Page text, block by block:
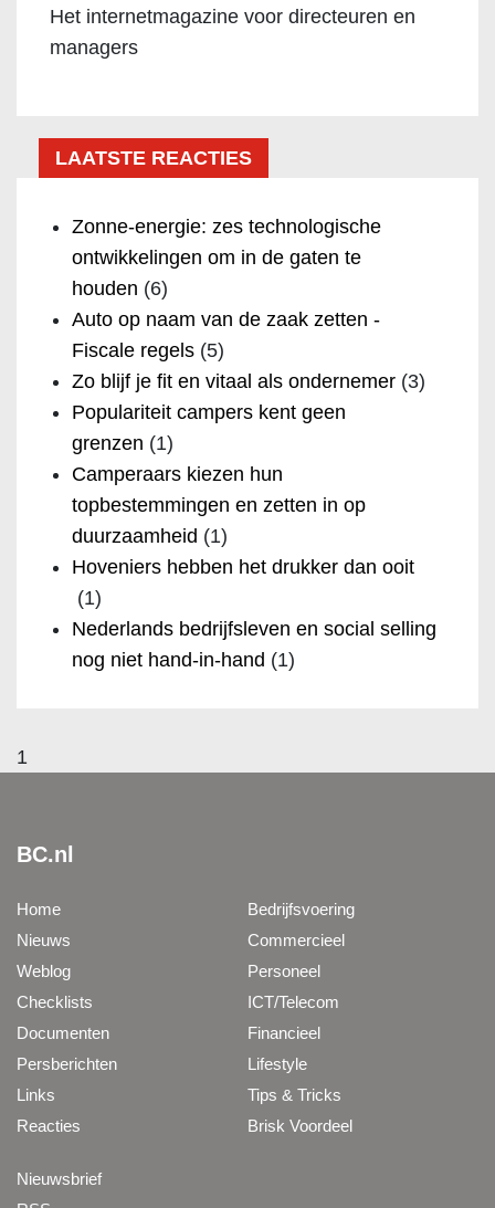
Het internetmagazine voor directeuren en
managers
LAATSTE REACTIES
Zonne-energie: zes technologische
ontwikkelingen om in de gaten te
houden (6)
Auto op naam van de zaak zetten -
Fiscale regels (5)
Zo blijf je fit en vitaal als ondernemer (3)
Populariteit campers kent geen
grenzen (1)
Camperaars kiezen hun
topbestemmingen en zetten in op
duurzaamheid (1)
Hoveniers hebben het drukker dan ooit
(1)
Nederlands bedrijfsleven en social selling
nog niet hand-in-hand (1)
1
BC.nl
Home
Nieuws
Weblog
Checklists
Documenten
Persberichten
Links
Reacties
Bedrijfsvoering
Commercieel
Personeel
ICT/Telecom
Financieel
Lifestyle
Tips & Tricks
Brisk Voordeel
Nieuwsbrief